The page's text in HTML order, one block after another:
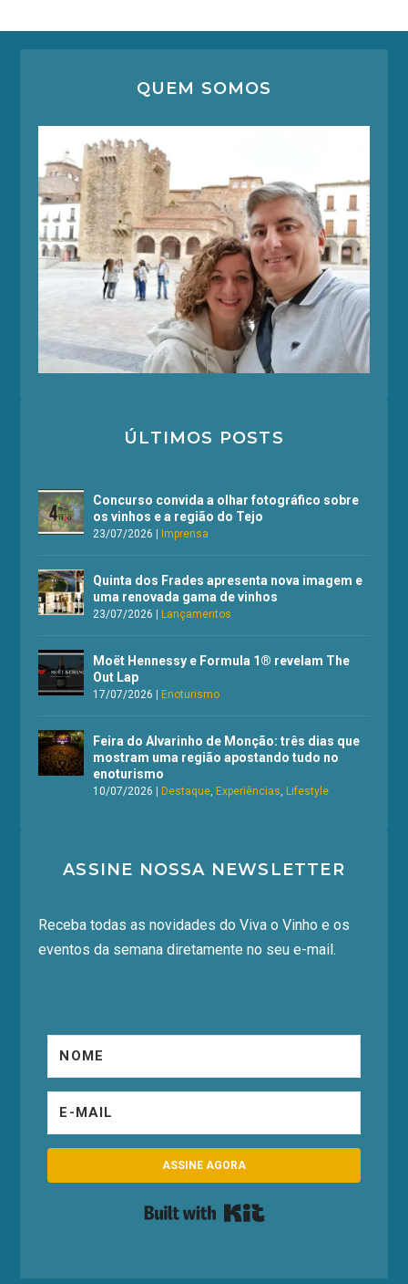
QUEM SOMOS
ÚLTIMOS POSTS
Concurso convida a olhar fotográfico sobre
os vinhos e a região do Tejo
23/07/2026 |Imprensa
Quinta dos Frades apresenta nova imagem e
uma renovada gama de vinhos
23/07/2026 |Lançamentos
Moët Hennessy e Formula 1® revelam The
Out Lap
17/07/2026 |Enoturismo
Feira do Alvarinho de Monção: três dias que
mostram uma região apostando tudo no
enoturismo
10/07/2026 |Destaque ,Experiências ,Lifestyle
ASSINE NOSSA NEWSLETTER
Receba todas as novidades do Viva o Vinho e os
eventos da semana diretamente no seu e-mail.
ASSINE AGORA